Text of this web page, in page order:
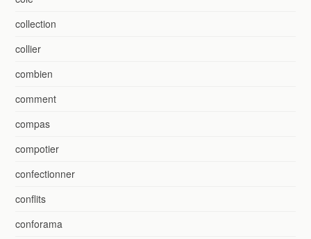
collection
collier
combien
comment
compas
compotier
confectionner
conflits
conforama